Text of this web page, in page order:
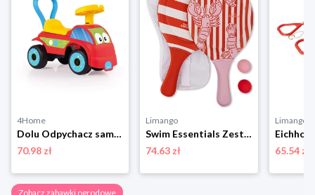
4Home
Dolu Odpychacz samochód, czerwony
70.98 zł
Limango
Swim Essentials Zestaw do tenisa plażowego "Lobster Bay" - 3+ rozmiar: onesize
74.63 zł
Limango
65.54 zł
Zobacz zabawki ogrodowe